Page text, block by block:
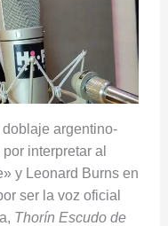
argentino-
interpretar al
y Leonard Burns en
ser la voz oficial
Thorín Escudo de